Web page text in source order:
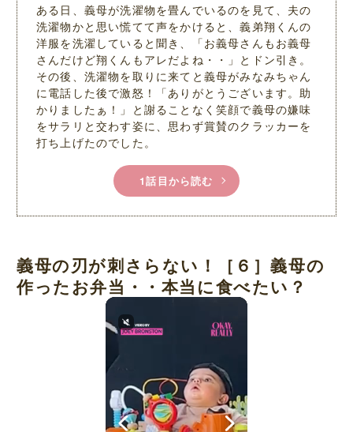
ある日、義母が洗濯物を畳んでいるのを見て、夫の
洗濯物かと思い慌てて声をかけると、義弟翔くんの
洋服を洗濯していると聞き、「お義母さんもお義母
さんだけど翔くんもアレだよね・・」とドン引き。
その後、洗濯物を取りに来てと義母がみなみちゃん
に電話した後で激怒！「ありがとうございます。助
かりましたぁ！」と謝ることなく笑顔で義母の嫌味
をサラリと交わす姿に、思わず賞賛のクラッカーを
打ち上げたのでした。
1話目から読む
義母の刃が刺さらない！［６］義母の
作ったお弁当・・本当に食べたい？